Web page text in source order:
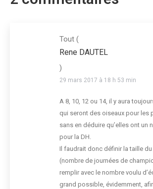
Tout (
Rene DAUTEL
)
29 mars 2017 à 18 h 53 min
A 8, 10, 12 ou 14, il y aura
qui seront des oiseaux pour les
sans en déduire qu’elles ont un
pour la DH.
Il faudrait donc définir la taille
(nombre de journées de
remplir avec le nombre voulu
grand possible, évidemment,